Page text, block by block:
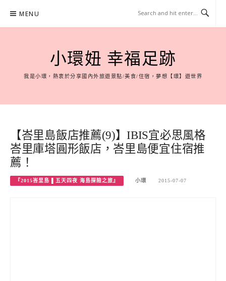
content
MENU
小環妞 幸福足跡
我是小環，熱衷於分享國內外旅遊景點/美食/住宿，夢想【環】遊世界
【峇里島飯店推薦(9)】IBIS宜必思風格
峇里庫塔圓形飯店，峇里島便宜住宿推
薦！
『2015峇里島 ▌五天四夜 海島探險之旅』 小環 2015-07-07